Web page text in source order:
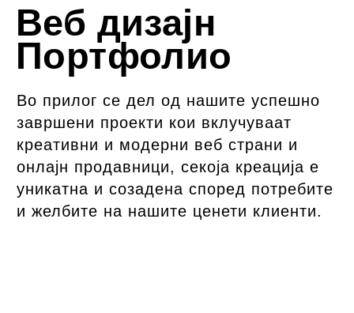
Веб дизајн
Портфолио
Во прилог се дел од нашите успешно
завршени проекти кои вклучуваат
креативни и модерни веб страни и
онлајн продавници, секоја креација е
уникатна и созадена според потребите
и желбите на нашите ценети клиенти.